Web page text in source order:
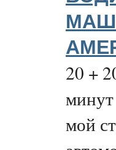
20 +
мой